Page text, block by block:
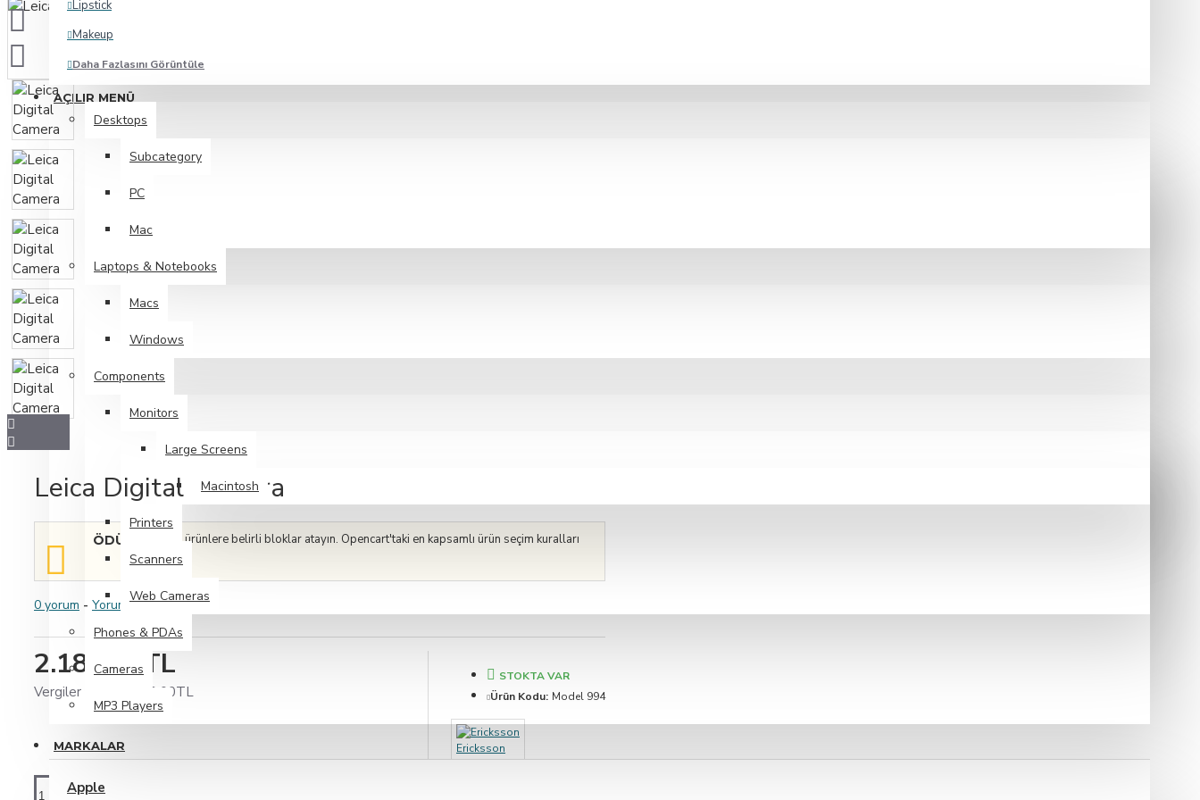
Lipstick
Makeup
Daha Fazlasını Görüntüle
Bags
Clutches
Formal
Daha Fazlasını Görüntüle
Fashion
Dresses
T-Shirts
Daha Fazlasını Görüntüle
Footwear
Flats
Flip Flops
Heels
Running
Electronics
AÇILIR MENÜ
Desktops
Subcategory
PC
Mac
Laptops & Notebooks
Macs
Windows
Components
Monitors
Large Screens
Macintosh
Printers
Scanners
Web Cameras
Phones & PDAs
Cameras
MP3 Players
MARKALAR
Apple
Leica Digital Camera
ÖDÜLLÜ Belirli ürünlere belirli bloklar atayın. Opencart'taki en kapsamlı ürün seçim kuralları
0 yorum - Yorum Yap
2.189,00TL
Vergiler Hariç: 2.189,00TL
STOKTA VAR
Ürün Kodu: Model 994
Ericksson